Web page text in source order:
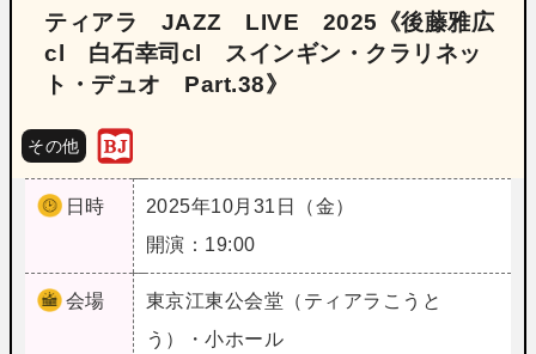
ティアラ JAZZ LIVE 2025《後藤雅広
cl 白石幸司cl スインギン・クラリネッ
ト・デュオ Part.38》
その他
日時
2025年10月31日（金）
開演：19:00
会場 東京江東公会堂（ティアラこうと
う）・小ホール